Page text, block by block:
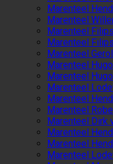
Marenteel
Marenteel
Marenteel
Marenteel
Marenteel
Marenteel
Marenteel
Marenteel
Marenteel
Marenteel
Marenteel Dirk
Marenteel
Marenteel
Marenteel